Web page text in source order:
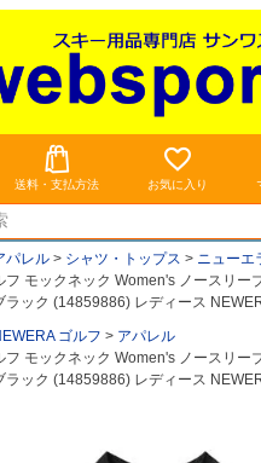
送料・支払方法 お気に入り
パレル シャツ・トップス
ニューエ
フ モックネック Women's ノースリー
ック (14859886) レディース
ゴルフ
アパレル
フ モックネック Women's ノースリー
ック (14859886) レディース